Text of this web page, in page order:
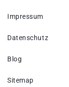
Impressum
Datenschutz
Blog
Sitemap